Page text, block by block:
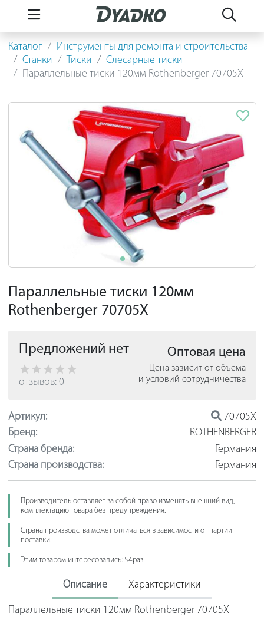
Каталог
Инструменты для ремонта и строительства
Станки
Тиски
Слесарные тиски
Параллельные тиски 120мм Rothenberger 70705X
Параллельные тиски 120мм
Rothenberger 70705X
Предложений нет
отзывов: 0
Оптовая цена
Цена зависит от объема
и условий сотрудничества
Артикул:
70705X
Бренд:
ROTHENBERGER
Страна бренда:
Германия
Страна производства:
Германия
Производитель оставляет за собой право изменять внешний вид,
комплектацию товара без предупреждения.
Страна производства может отличаться в зависимости от партии
поставки.
Этим товаром интересовались: 54раз
Описание Характеристики
Параллельные тиски 120мм Rothenberger 70705X